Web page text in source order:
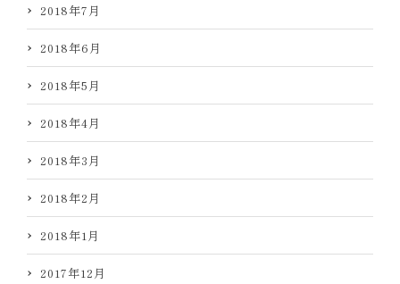
2018年7月
2018年6月
2018年5月
2018年4月
2018年3月
2018年2月
2018年1月
2017年12月